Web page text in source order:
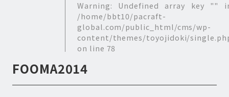
Warning: Undefined array key ""
/home/bbt10/pacraft-
global.com/public_html/cms/wp-
content/themes/toyojidoki/
on line 78
FOOMA2014